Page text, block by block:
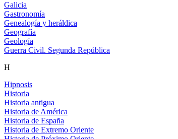
Galicia
Gastronomía
Genealogía y heráldica
Geografía
Geología
Guerra Civil. Segunda República
H
Hipnosis
Historia
Historia antigua
Historia de América
Historia de España
Historia de Extremo Oriente